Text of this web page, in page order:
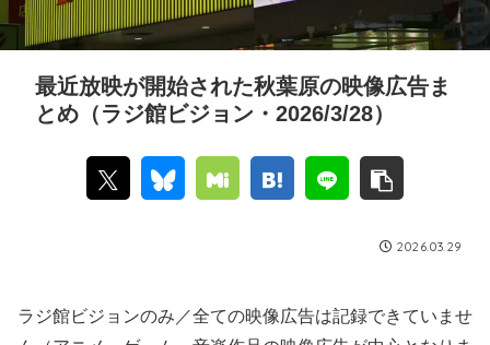
最近放映が開始された秋葉原の映像広告ま
とめ（ラジ館ビジョン・2026/3/28）
2026.03.29
ラジ館ビジョンのみ／全ての映像広告は記録できていませ